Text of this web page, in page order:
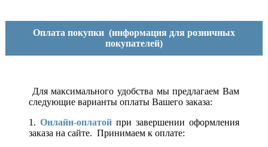
Оплата покупки (информация для розничных
покупателей)
Для максимального удобства мы предлагаем Вам
следующие варианты оплаты Вашего заказа:
1. Онлайн-оплатой при завершении оформления
заказа на сайте. Принимаем к оплате: